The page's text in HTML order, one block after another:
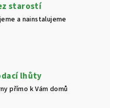
starostí
a nainstalujeme
lhůty
přímo k Vám domů